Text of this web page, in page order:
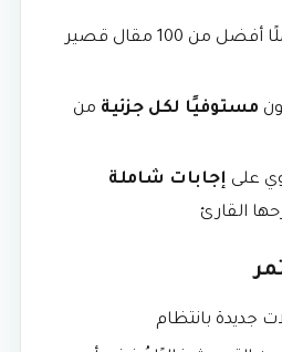
20 مقالًا غنيًا ومكتملًا أفضل من 100 مقال قصير
مستوفيًا لكل جزئية من
على إجابات شاملة
القارئ
جديدة بانتظام